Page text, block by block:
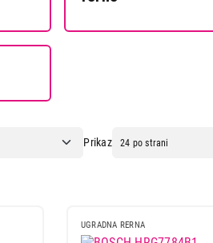
Prikaz
UGRADNA RERNA